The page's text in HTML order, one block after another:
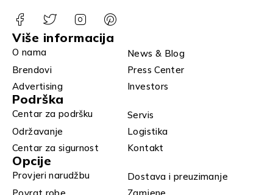
Više informacija
O nama
News & Blog
Brendovi
Press Center
Advertising
Investors
Podrška
Centar za podršku
Servis
Održavanje
Logistika
Centar za sigurnost
Kontakt
Opcije
Provjeri narudžbu
Dostava i preuzimanje